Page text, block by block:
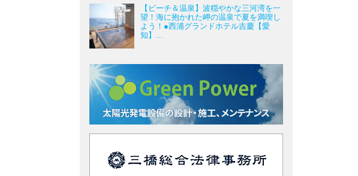
【ビーチ＆温泉】波穏やかな三河湾を一
望！海に抱かれた岬の温泉で夏を満喫し
よう！●西浦グランドホテル吉慶【愛
知】...